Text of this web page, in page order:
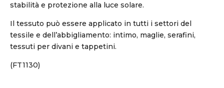
stabilità e protezione alla luce solare.
Il tessuto può essere applicato in tutti i settori del
tessile e dell’abbigliamento: intimo, maglie, serafini,
tessuti per divani e tappetini.
(FT1130)